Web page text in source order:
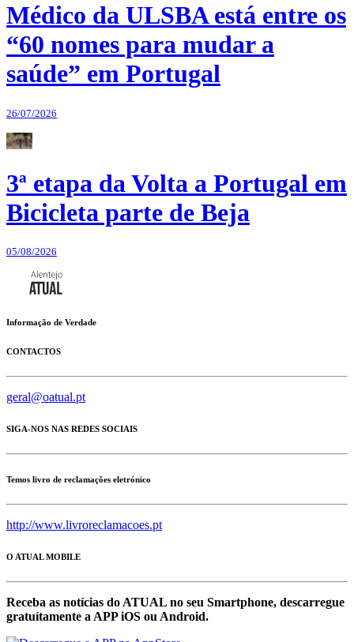
Médico da ULSBA está entre os
“60 nomes para mudar a
saúde” em Portugal
26/07/2026
3ª etapa da Volta a Portugal em
Bicicleta parte de Beja
05/08/2026
Informação de Verdade
CONTACTOS
geral@oatual.pt
SIGA-NOS NAS REDES SOCIAIS
Temos livro de reclamações eletrónico
http://www.livroreclamacoes.pt
O ATUAL MOBILE
Receba as notícias do ATUAL no seu Smartphone, descarregue
gratuítamente a APP iOS ou Android.